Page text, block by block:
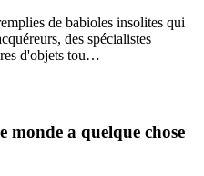
de babioles insolites qui
des spécialistes
d'objets tou…
monde a quelque chose